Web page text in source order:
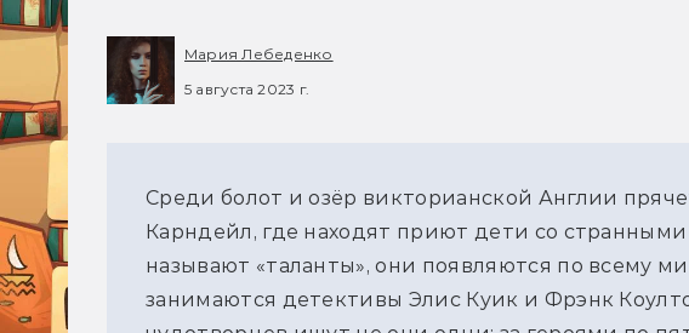
Мария Лебеденко
5 августа 2023 г.
Среди болот и озёр викторианской Англии
Карндейл, где находят приют дети со
называют «таланты», они появляются по всему
занимаются детективы Элис Куик и Фрэнк